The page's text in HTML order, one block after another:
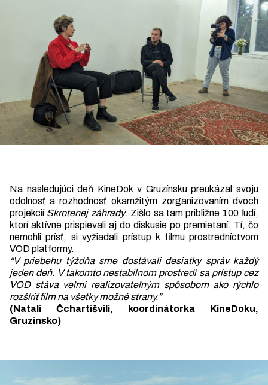
Na nasledujúci deň KineDok v Gruzínsku preukázal svoju
odolnosť a rozhodnosť okamžitým zorganizovaním dvoch
projekcií Skrotenej záhrady. Zišlo sa tam približne 100 ľudí,
ktorí aktívne prispievali aj do diskusie po premietaní. Tí, čo
nemohli prísť, si vyžiadali prístup k filmu prostredníctvom
VOD platformy.
“V priebehu týždňa sme dostávali desiatky správ každý
jeden deň. V takomto nestabilnom prostredí sa prístup cez
VOD stáva veľmi realizovateľným spôsobom ako rýchlo
rozšíriť film na všetky možné strany.”
(Natali Čchartišvili, koordinátorka KineDoku,
Gruzínsko)